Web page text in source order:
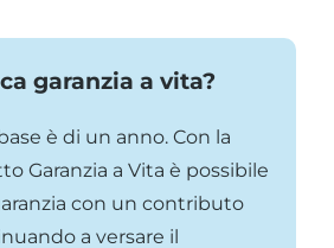
garanzia a vita?
è di un anno. Con la
Garanzia a Vita è possibile
con un contributo
a versare il